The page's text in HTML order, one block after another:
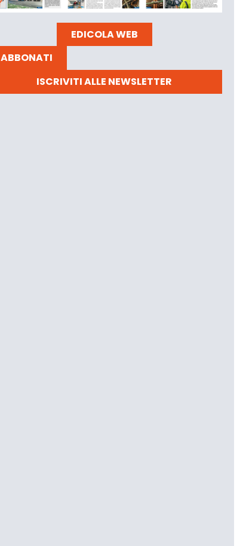
EDICOLA WEB
ABBONATI
ISCRIVITI ALLE NEWSLETTER